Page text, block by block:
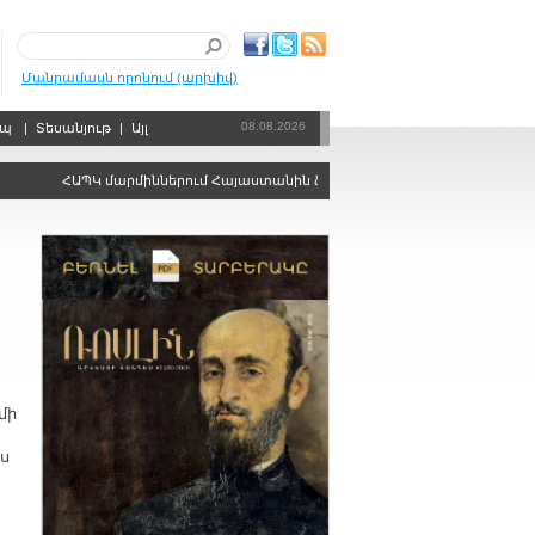
Մանրամասն որոնում (արխիվ)
| Տեսանյութ | Այլ 08.08.2026
ՀԱՊԿ մարմիններում Հայաստանին ձայնի իրավունքից զրկելու